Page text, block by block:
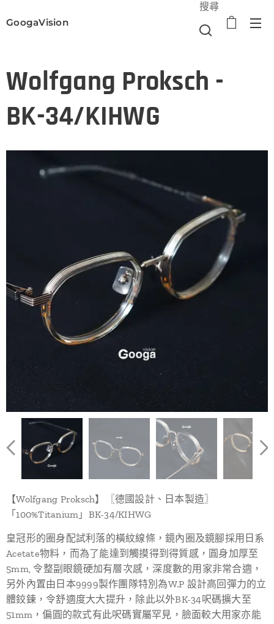
GoogaVision
搜尋
Wolfgang Proksch -
BK-34/KIHWG
【Wolfgang Proksch】〖德國設計、日本製造〗
「100%Titanium」BK-34/KIHWG
皇冠形的圈身配試利落的橫紋線條，鏡內圈及鏡腳採用日系
Acetate物料，而為了能達到觸摸得到得質感，圓身加厚至
5mm, 令整副眼鏡硬加有層次感，深度數的用家非常合適，
另外內置由日本9999製作團隊特別為W.P 設計高回彈力的立
體鉸鍊，令舒適度大大提升，除此以外BK-34呎碼擴大至
51mm，偏圓的款式有此呎碼實屬罕見，臉面較大用家亦能